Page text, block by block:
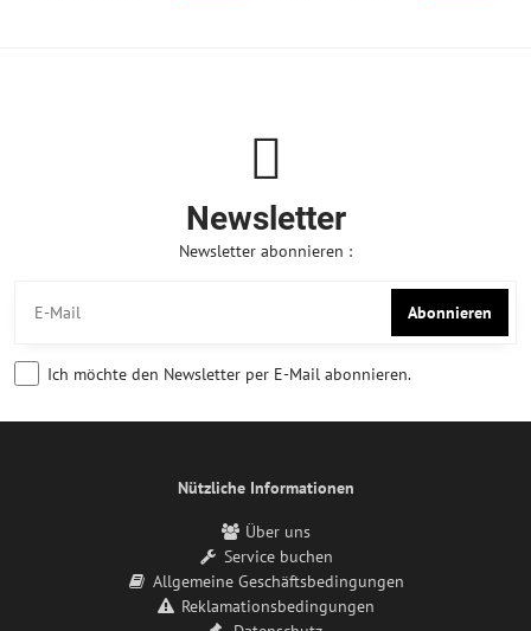
Newsletter
Newsletter abonnieren :
Abonnieren
Ich möchte den Newsletter per E-Mail abonnieren.
Nützliche Informationen
Über uns
Service buchen
Allgemeine Geschäftsbedingungen
Reklamationsbedingungen